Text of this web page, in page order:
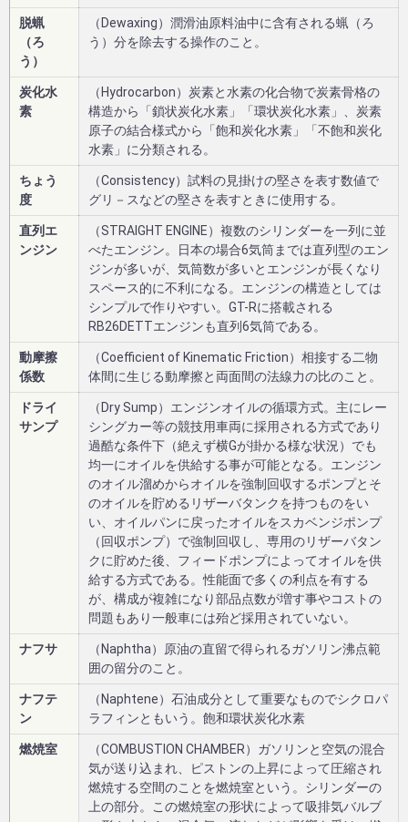
脱蝋
（ろ
う）
（Dewaxing）潤滑油原料油中に含有される蝋（ろ
う）分を除去する操作のこと。
炭化水
素
（Hydrocarbon）炭素と水素の化合物で炭素骨格の
構造から「鎖状炭化水素」「環状炭化水素」、炭素
原子の結合様式から「飽和炭化水素」「不飽和炭化
水素」に分類される。
ちょう
度
（Consistency）試料の見掛けの堅さを表す数値で
グリ－スなどの堅さを表すときに使用する。
直列エ
ンジン
（STRAIGHT ENGINE）複数のシリンダーを一列に並
べたエンジン。日本の場合6気筒までは直列型のエン
ジンが多いが、気筒数が多いとエンジンが長くなり
スペース的に不利になる。エンジンの構造としては
シンプルで作りやすい。GT-Rに搭載される
RB26DETTエンジンも直列6気筒である。
動摩擦
係数
（Coefficient of Kinematic Friction）相接する二物
体間に生じる動摩擦と両面間の法線力の比のこと。
ドライ
サンプ
（Dry Sump）エンジンオイルの循環方式。主にレー
シングカー等の競技用車両に採用される方式であり
過酷な条件下（絶えず横Gが掛かる様な状況）でも
均一にオイルを供給する事が可能となる。エンジン
のオイル溜めからオイルを強制回収するポンプとそ
のオイルを貯めるリザーバタンクを持つものをい
い、オイルパンに戻ったオイルをスカベンジポンプ
（回収ポンプ）で強制回収し、専用のリザーバタン
クに貯めた後、フィードポンプによってオイルを供
給する方式である。性能面で多くの利点を有する
が、構成が複雑になり部品点数が増す事やコストの
問題もあり一般車には殆ど採用されていない。
ナフサ
（Naphtha）原油の直留で得られるガソリン沸点範
囲の留分のこと。
ナフテ
ン
（Naphtene）石油成分として重要なものでシクロパ
ラフィンともいう。飽和環状炭化水素
燃焼室
（COMBUSTION CHAMBER）ガソリンと空気の混合
気が送り込まれ、ピストンの上昇によって圧縮され
燃焼する空間のことを燃焼室という。シリンダーの
上の部分。この燃焼室の形状によって吸排気バルブ